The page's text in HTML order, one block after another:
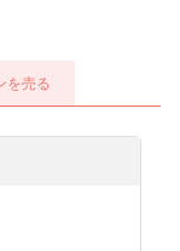
を売る